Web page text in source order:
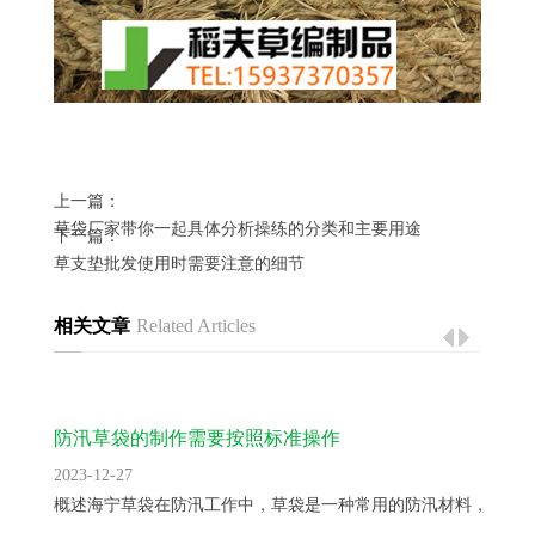
上一篇：
草袋厂家带你一起具体分析操练的分类和主要用途
下一篇：
草支垫批发使用时需要注意的细节
相关文章 Related Articles
防汛草袋的制作需要按照标准操作
2023-12-27
概述海宁草袋在防汛工作中，草袋是一种常用的防汛材料，用于...